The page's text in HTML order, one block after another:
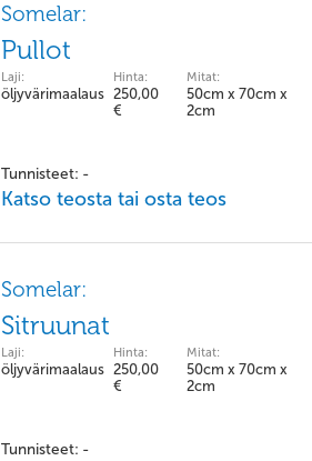
Somelar:
Pullot
Laji:
öljyvärimaalaus
Hinta:
250,00
€
Mitat:
50cm x 70cm x
2cm
Tunnisteet: -
Katso teosta tai osta teos
Somelar:
Sitruunat
Laji:
öljyvärimaalaus
Hinta:
250,00
€
Mitat:
50cm x 70cm x
2cm
Tunnisteet: -